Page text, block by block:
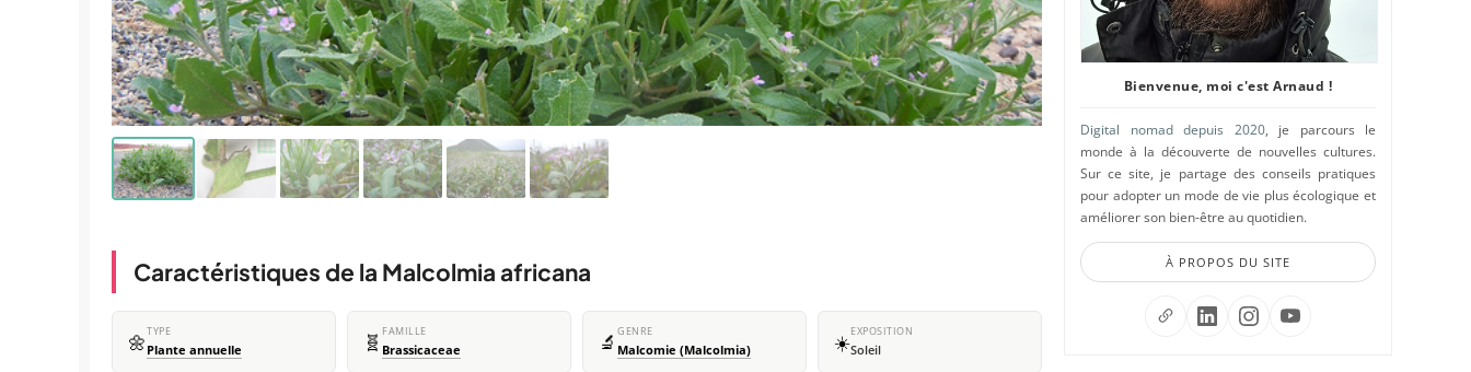
Caractéristiques de la Malcolmia africana
🌼TYPE
Plante annuelle 🧬 FAMILLE
Brassicaceae 🔬 GENRE
Malcomie (Malcolmia) ☀️EXPOSITION
Soleil
Bienvenue, moi c'est Arnaud !
Digital nomad depuis 2020, je parcours le
monde à la découverte de nouvelles cultures.
Sur ce site, je partage des conseils pratiques
pour adopter un mode de vie plus écologique et
améliorer son bien-être au quotidien.
À PROPOS DU SITE